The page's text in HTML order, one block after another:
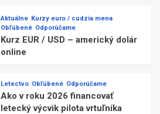
Aktuálne Kurzy euro / cudzia mena
Obľúbené Odporúčame
Kurz EUR / USD – americký dolár
online
Letectvo Obľúbené Odporúčame
Ako v roku 2026 financovať
letecký výcvik pilota vrtuľníka